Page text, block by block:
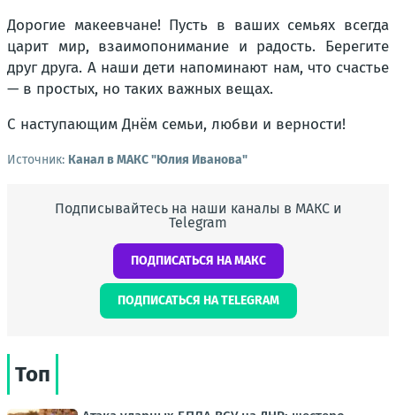
Дорогие макеевчане! Пусть в ваших семьях всегда
царит мир, взаимопонимание и радость. Берегите
друг друга. А наши дети напоминают нам, что счастье
— в простых, но таких важных вещах.
С наступающим Днём семьи, любви и верности!
Источник: Канал в МАКС "Юлия Иванова"
Подписывайтесь на наши каналы в МАКС и
Telegram
ПОДПИСАТЬСЯ НА МАКС
ПОДПИСАТЬСЯ НА TELEGRAM
Топ